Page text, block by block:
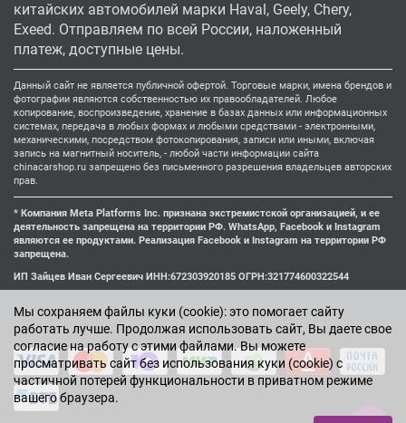
Мы cохраняем файлы куки (cookie): это помогает сайту
работать лучше. Продолжая использовать сайт, Вы даете свое
согласие на работу с этими файлами. Вы можете
просматривать сайт без использования куки (cookie) с
частичной потерей функциональности в приватном режиме
вашего браузера.
китайских автомобилей марки Haval, Geely, Chery,
Exeed. Отправляем по всей России, наложенный
платеж, доступные цены.
Данный сайт не является публичной офертой. Торговые марки, имена брендов и
фотографии являются собственностью их правообладателей. Любое
копирование, воспроизведение, хранение в базах данных или информационных
системах, передача в любых формах и любыми средствами - электронными,
механическими, посредством фотокопирования, записи или иными, включая
запись на магнитный носитель, - любой части информации сайта
chinacarshop.ru запрещено без письменного разрешения владельцев авторских
прав.
* Компания Meta Platforms Inc. признана экстремистской организацией, и ее
деятельность запрещена на территории РФ. WhatsApp, Facebook и Instagram
являются ее продуктами. Реализация Facebook и Instagram на территории РФ
запрещена.
ИП Зайцев Иван Сергеевич ИНН:672303920185 ОГРН:321774600322544